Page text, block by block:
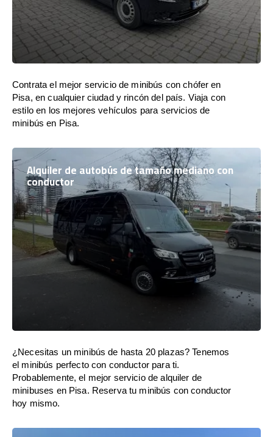
Contrata el mejor servicio de minibús con chófer en
Pisa, en cualquier ciudad y rincón del país. Viaja con
estilo en los mejores vehículos para servicios de
minibús en Pisa.
Alquiler de autobús de tamaño mediano con
conductor
¿Necesitas un minibús de hasta 20 plazas? Tenemos
el minibús perfecto con conductor para ti.
Probablemente, el mejor servicio de alquiler de
minibuses en Pisa. Reserva tu minibús con conductor
hoy mismo.